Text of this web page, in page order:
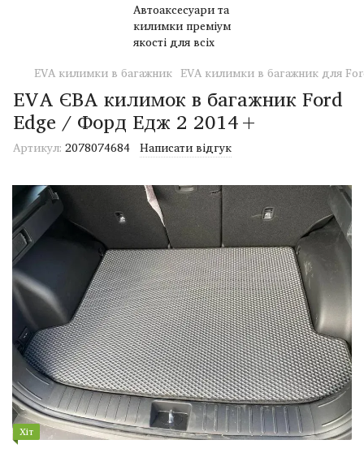
EVA килимки в багажник EVA килимки в багажник для
EVA ЄВА килимок в багажник Ford
Edge / Форд Едж 2 2014+
Артикул: 2078074684 Написати відгук
Хіт